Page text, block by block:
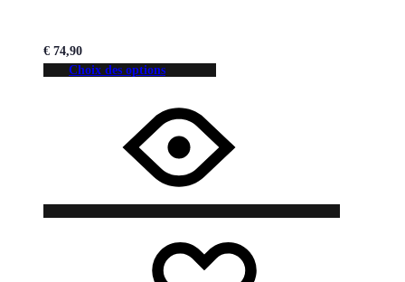
€ 74,90
Choix des options